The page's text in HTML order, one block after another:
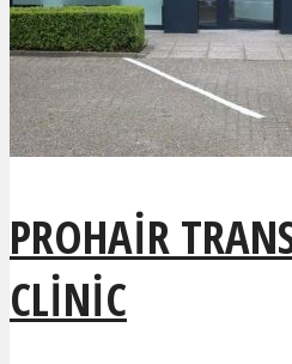
PROHAIR
CLINIC